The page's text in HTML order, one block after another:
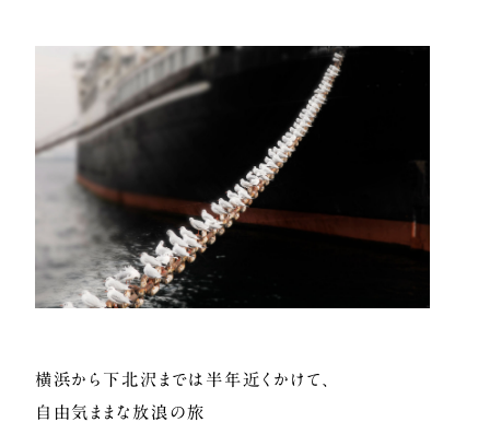
横浜から下北沢までは半年近くかけて、
自由気ままな放浪の旅